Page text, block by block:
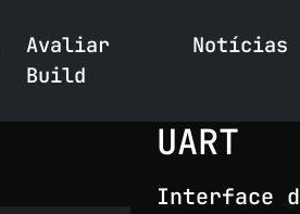
Avaliar
Build
Notícias
UART
Interface